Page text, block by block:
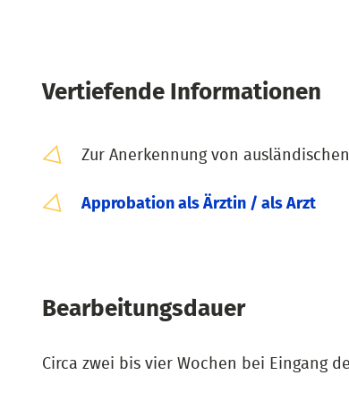
Vertiefende Informationen
Zur Anerkennung von
Approbation als Ärztin / als Arzt
Bearbeitungsdauer
Circa zwei bis vier Wochen bei Eingang